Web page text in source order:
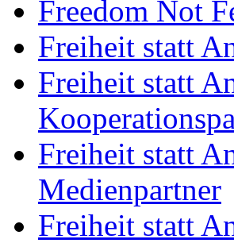
Freedom Not
Freiheit statt
Freiheit statt
Freiheit statt
Medienpartner
Freiheit statt